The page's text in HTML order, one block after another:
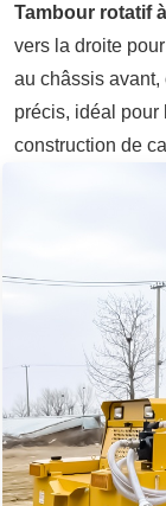
Tambour rotatif à
vers la droite
au châssis
précis, idéal pour
construction de